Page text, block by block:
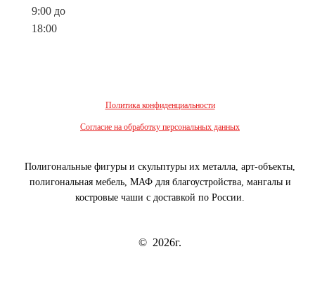
9:00 до
18:00
Политика конфиденциальности
Согласие на обработку персональных данных
Полигональные фигуры и скульптуры их металла, арт-объекты,
полигональная мебель, МАФ для благоустройства, мангалы и
костровые чаши с доставкой по России.
© 2026г.